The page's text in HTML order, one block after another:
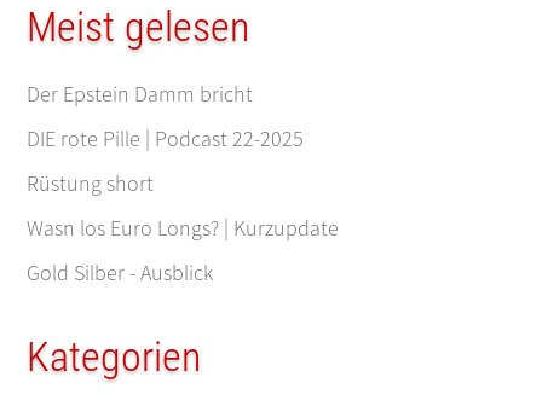
Meist gelesen
Der Epstein Damm bricht
DIE rote Pille | Podcast 22-2025
Rüstung short
Wasn los Euro Longs? | Kurzupdate
Gold Silber - Ausblick
Kategorien